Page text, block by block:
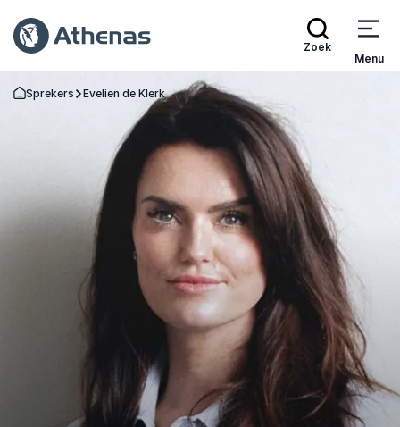
Zoek
Menu
Terug naar de startpagina
Sprekers Evelien de Klerk